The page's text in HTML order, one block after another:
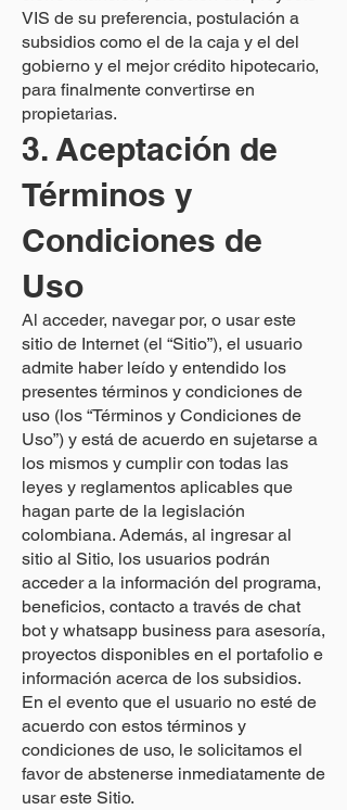
VIS de su preferencia, postulación a
subsidios como el de la caja y el del
gobierno y el mejor crédito hipotecario,
para finalmente convertirse en
propietarias.
3. Aceptación de
Términos y
Condiciones de
Uso
Al acceder, navegar por, o usar este
sitio de Internet (el “Sitio”), el usuario
admite haber leído y entendido los
presentes términos y condiciones de
uso (los “Términos y Condiciones de
Uso”) y está de acuerdo en sujetarse a
los mismos y cumplir con todas las
leyes y reglamentos aplicables que
hagan parte de la legislación
colombiana. Además, al ingresar al
sitio al Sitio, los usuarios podrán
acceder a la información del programa,
beneficios, contacto a través de chat
bot y whatsapp business para asesoría,
proyectos disponibles en el portafolio e
información acerca de los subsidios.
En el evento que el usuario no esté de
acuerdo con estos términos y
condiciones de uso, le solicitamos el
favor de abstenerse inmediatamente de
usar este Sitio.